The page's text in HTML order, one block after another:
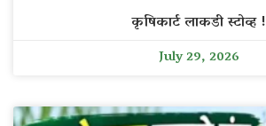
कृषिकार्ट लाकडी स्टोव्ह !
July 29, 2026